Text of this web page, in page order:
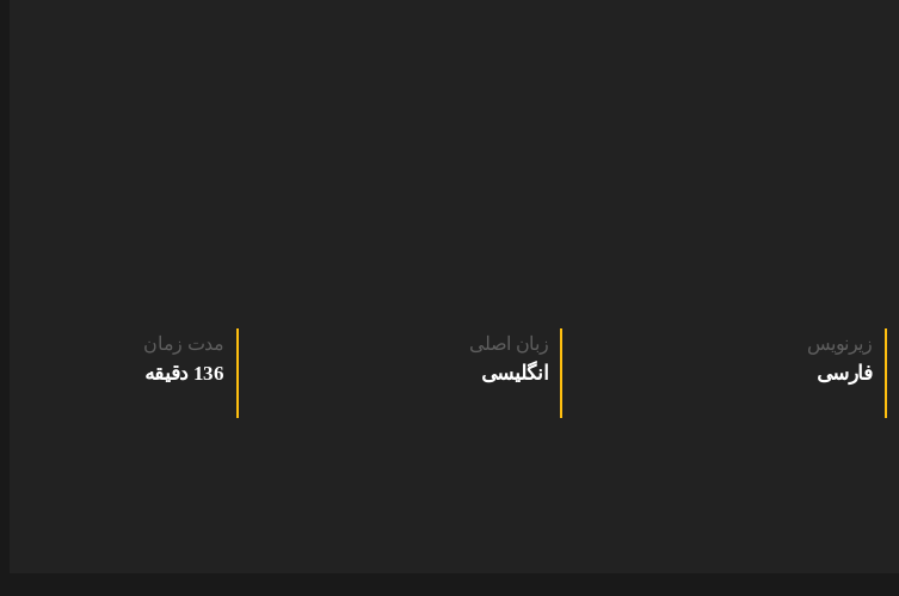
زیرنویس
فارسی
زبان اصلی
انگلیسی
مدت زمان
136 دقیقه